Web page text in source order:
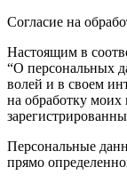
Согласие на
Настоящим в
“О персональных
волей и в своем
на обработку
Персональные
прямо